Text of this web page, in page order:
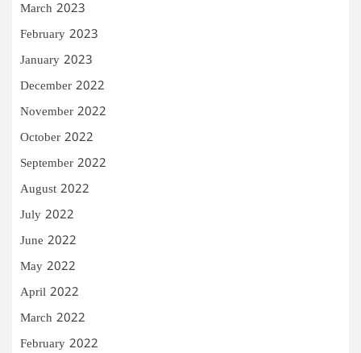
March 2023
February 2023
January 2023
December 2022
November 2022
October 2022
September 2022
August 2022
July 2022
June 2022
May 2022
April 2022
March 2022
February 2022